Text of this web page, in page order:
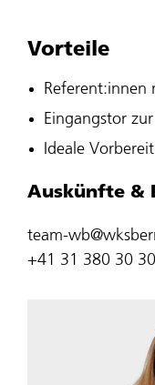
Vorteile
Referent:innen
​Eingangstor
​Ideale
Auskünfte &
team-
+41 31 380 30 30